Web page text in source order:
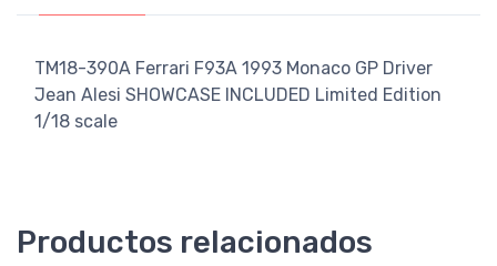
TM18-390A Ferrari F93A 1993 Monaco GP Driver
Jean Alesi SHOWCASE INCLUDED Limited Edition
1/18 scale
Productos relacionados